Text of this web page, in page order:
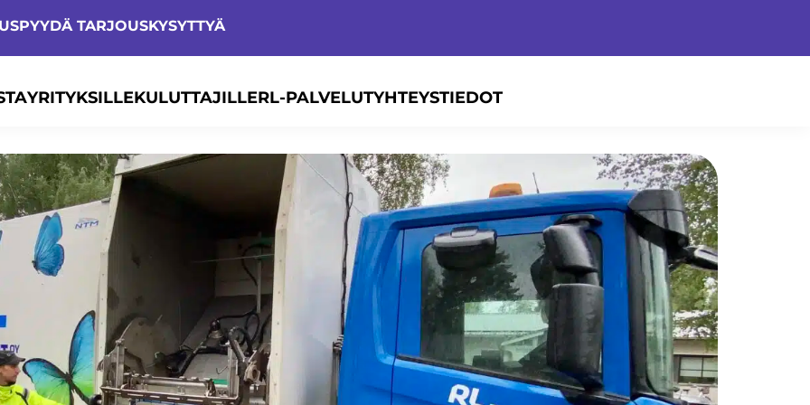
PYYDÄ TARJOUSKYSYTTYÄ
YRITYKSILLEKULUTTAJILLERL-PALVELUTYHTEYSTIEDOT